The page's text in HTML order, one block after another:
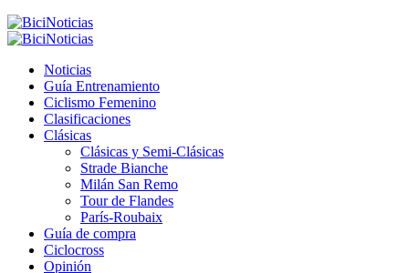
Noticias
Guía Entrenamiento
Ciclismo Femenino
Clasificaciones
Clásicas
Clásicas y Semi-Clásicas
Strade Bianche
Milán San Remo
Tour de Flandes
París-Roubaix
Guía de compra
Ciclocross
Opinión